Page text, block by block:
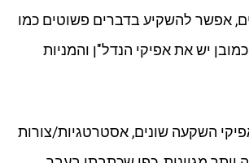
אפשר להשקיע בדברים פשוטים כמו
יש את אפיקי הנדל"ן והמניות
השקעה שונים, אסטרטגיות/צורות